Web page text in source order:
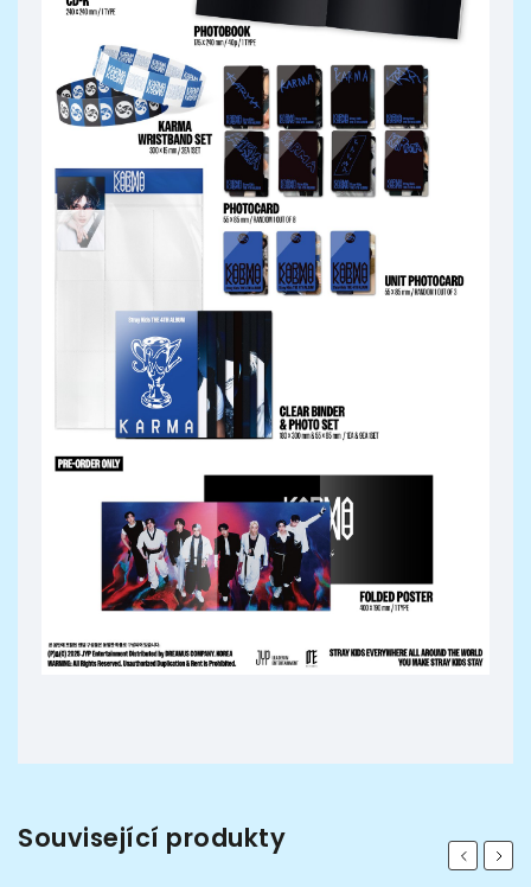
Související produkty Previous
Next